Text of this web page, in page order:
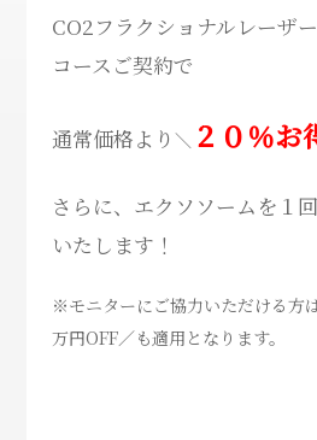
CO2フラクショナルレーザ
コースご契約で
通常価格より＼ ２０％お
さらに、エクソソームを１
いたします！
※モニターにご協力いただける方
万円OFF／も適用となります。